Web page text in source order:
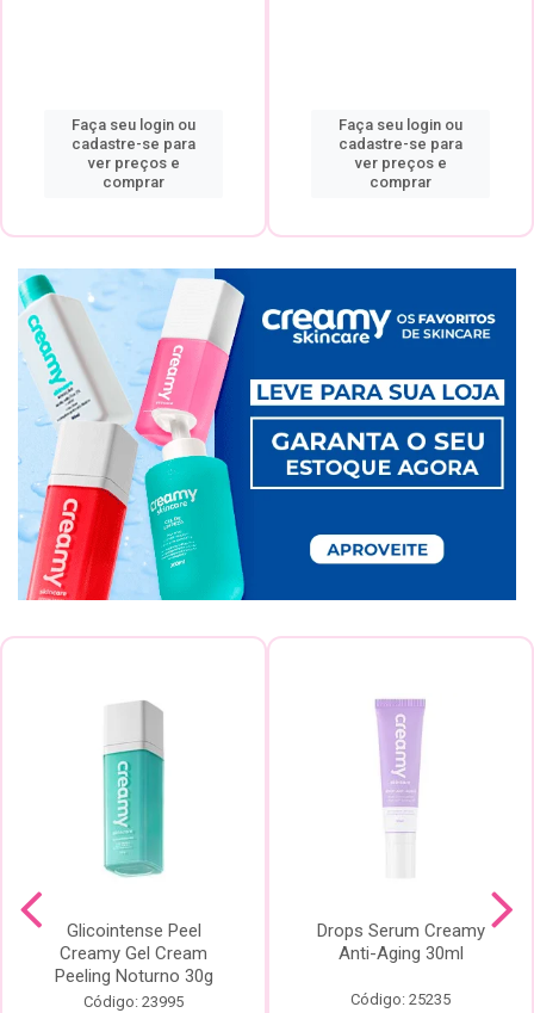
Faça seu login ou
cadastre-se para
ver preços e
comprar
Faça seu login ou
cadastre-se para
ver preços e
comprar
Glicointense Peel
Creamy Gel Cream
Peeling Noturno 30g
Código: 23995
Drops Serum Creamy
Anti-Aging 30ml
Código: 25235